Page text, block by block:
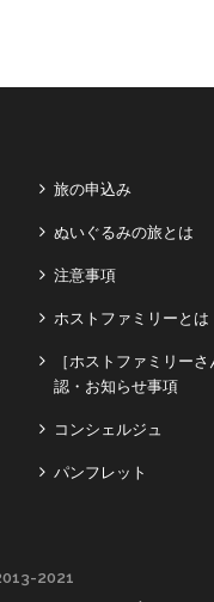
旅の申込み
ぬいぐるみの旅とは
注意事項
ホストファミリーとは
［ホストファミリー
認・お知らせ事項
コンシェルジュ
パンフレット
2021